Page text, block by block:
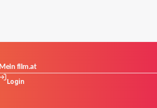
Mein film.at
Login